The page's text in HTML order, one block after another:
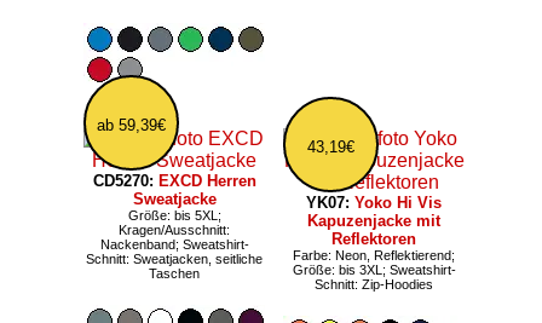
ab 59,39€
CD5270: EXCD Herren
Sweatjacke
Größe: bis 5XL;
Kragen/Ausschnitt:
Nackenband; Sweatshirt-
Schnitt: Sweatjacken, seitliche
Taschen
43,19€
YK07: Yoko Hi Vis
Kapuzenjacke mit
Reflektoren
Farbe: Neon, Reflektierend;
Größe: bis 3XL; Sweatshirt-
Schnitt: Zip-Hoodies